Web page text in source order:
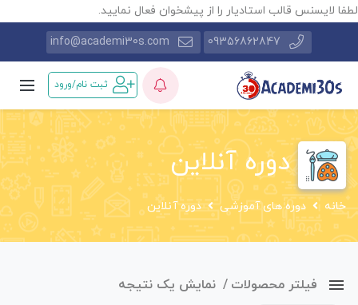
لطفا لایسنس قالب استادیار را از پیشخوان فعال نمایید.
09356862847
info@academi30s.com
ثبت نام/ورود
دوره آنلاین
خانه دوره های آموزشی دوره آنلاین
فیلتر محصولات نمایش یک نتیجه